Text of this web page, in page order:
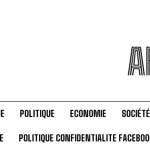
POLITIQUE ECONOMIE SOCIÉTÉ
POLITIQUE CONFIDENTIALITE